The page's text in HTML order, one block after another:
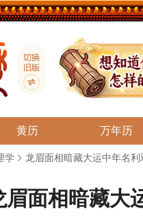
黄历 万年历
学 龙眉面相暗藏大运中年名利
眉面相暗藏大